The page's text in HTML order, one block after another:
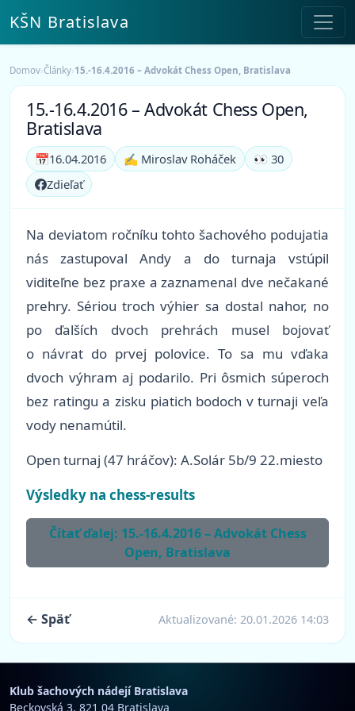
KŠN Bratislava
Domov›Články›15.-16.4.2016 – Advokát Chess Open, Bratislava
15.-16.4.2016 – Advokát Chess Open,
Bratislava
📅16.04.2016 ✍️ Miroslav Roháček
👀 30
Zdieľať
Na deviatom ročníku tohto šachového podujatia
nás zastupoval Andy a do turnaja vstúpil
viditeľne bez praxe a zaznamenal dve nečakané
prehry. Sériou troch výhier sa dostal nahor, no
po ďalších dvoch prehrách musel bojovať
o návrat do prvej polovice. To sa mu vďaka
dvoch výhram aj podarilo. Pri ôsmich súperoch
bez ratingu a zisku piatich bodoch v turnaji veľa
vody nenamútil.
Open turnaj (47 hráčov): A.Solár 5b/9 22.miesto
Výsledky na chess-results
Čítať ďalej: 15.-16.4.2016 – Advokát Chess
Open, Bratislava
← Späť Aktualizované: 20.01.2026 14:03
Klub šachových nádejí Bratislava
Beckovská 3, 821 04 Bratislava